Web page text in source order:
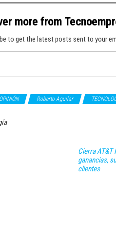
more from
to get the latest posts sent to your
OPINIÓN Roberto Aguilar
Cierra AT&T
ganancias,
clientes